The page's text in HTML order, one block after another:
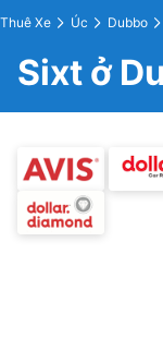
Thuê Xe Úc Dubbo
Sixt ở